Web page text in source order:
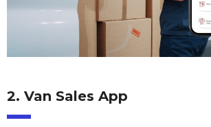
2. Van Sales App